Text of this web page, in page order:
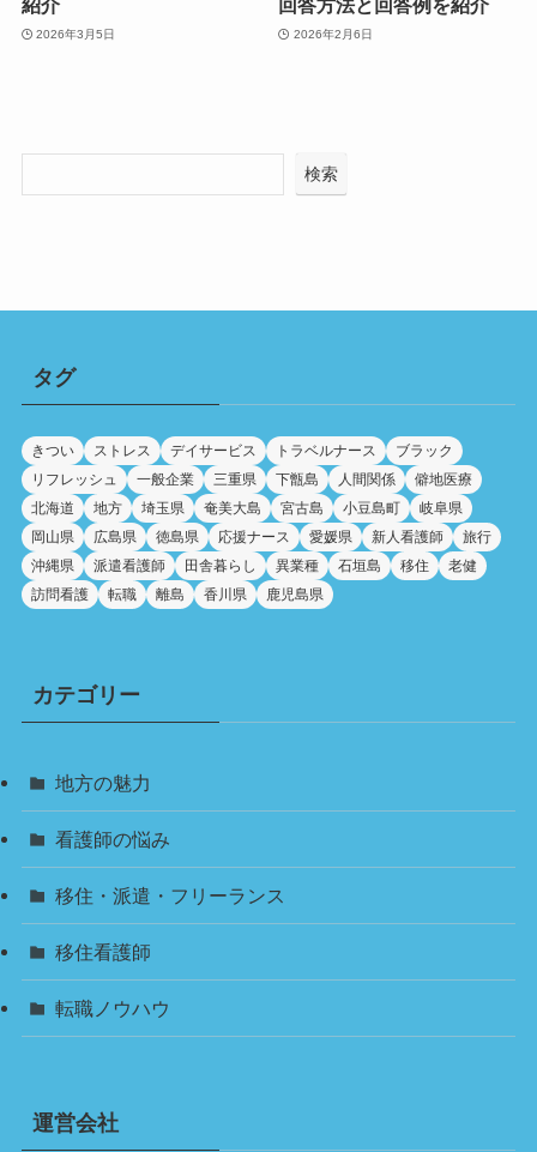
紹介
2026年3月5日
回答方法と回答例を紹介
2026年2月6日
検索
タグ
きつい ストレス デイサービス トラベルナース
ブラック
リフレッシュ
一般企業 三重県 下甑島 人間関係
僻地医療
北海道
地方 埼玉県 奄美大島 宮古島 小豆島町
岐阜県
岡山県
広島県 徳島県 応援ナース 愛媛県 新人看護師
旅行
沖縄県
派遣看護師 田舎暮らし 異業種 石垣島 移住
老健
訪問看護
転職 離島 香川県 鹿児島県
カテゴリー
地方の魅力
看護師の悩み
移住・派遣・フリーランス
移住看護師
転職ノウハウ
運営会社